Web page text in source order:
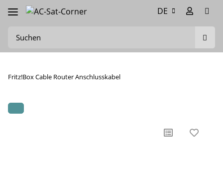
DE
Fritz!Box Cable Router Anschlusskabel